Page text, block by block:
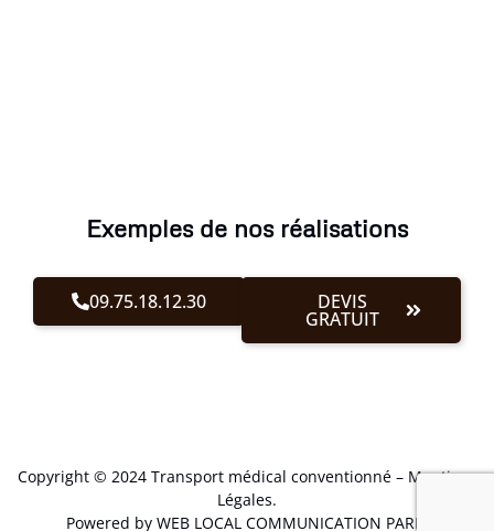
Exemples de nos réalisations
09.75.18.12.30 DEVIS
GRATUIT
Copyright © 2024 Transport médical conventionné – Mentions
Légales.
Powered by WEB LOCAL COMMUNICATION PARIS